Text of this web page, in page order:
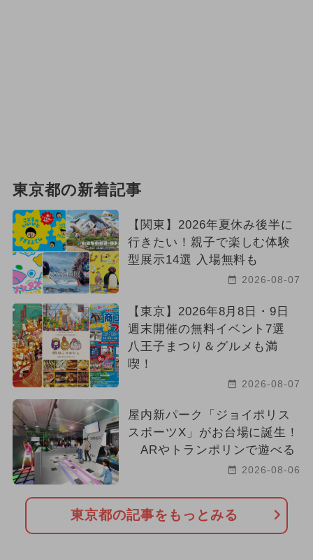
東京都の新着記事
【関東】2026年夏休み後半に
行きたい！親子で楽しむ体験
型展示14選 入場無料も
2026-08-07
【東京】2026年8月8日・9日
週末開催の無料イベント7選
八王子まつり＆グルメも満
喫！
2026-08-07
屋内新パーク「ジョイポリス
スポーツX」がお台場に誕生！
ARやトランポリンで遊べる
2026-08-06
東京都の記事をもっとみる